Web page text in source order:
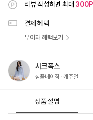
리뷰 작성하면 최대 300P
결제 혜택
무이자 혜택보기
시크폭스
심플베이직 캐주얼
상품설명